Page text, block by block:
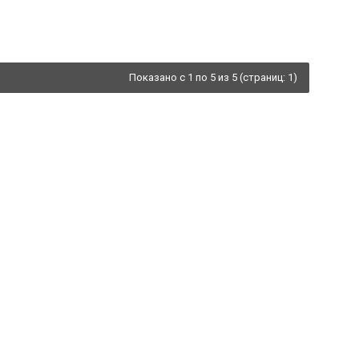
Показано с 1 по 5 из 5 (страниц: 1)